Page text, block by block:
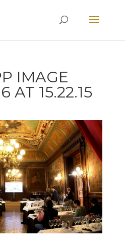
IMAGE
AT 15.22.15